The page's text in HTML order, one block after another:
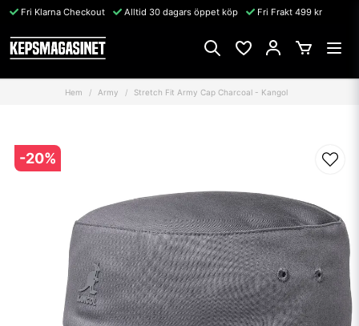
Fri Klarna Checkout Alltid 30 dagars öppet köp Fri Frakt 499 kr
Hem Army Stretch Fit Army Cap Charcoal - Kangol
-20%